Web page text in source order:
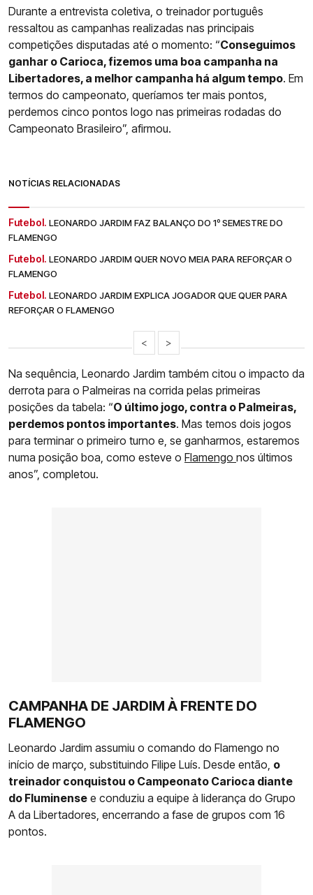
Durante a entrevista coletiva, o treinador português
ressaltou as campanhas realizadas nas principais
competições disputadas até o momento: “Conseguimos
ganhar o Carioca, fizemos uma boa campanha na
Libertadores, a melhor campanha há algum tempo. Em
termos do campeonato, queríamos ter mais pontos,
perdemos cinco pontos logo nas primeiras rodadas do
Campeonato Brasileiro”, afirmou.
NOTÍCIAS RELACIONADAS
Futebol. LEONARDO JARDIM FAZ BALANÇO DO 1º SEMESTRE DO
FLAMENGO
Futebol. LEONARDO JARDIM QUER NOVO MEIA PARA REFORÇAR O
FLAMENGO
Futebol. LEONARDO JARDIM EXPLICA JOGADOR QUE QUER PARA
REFORÇAR O FLAMENGO
< >
Na sequência, Leonardo Jardim também citou o impacto da
derrota para o Palmeiras na corrida pelas primeiras
posições da tabela: “O último jogo, contra o Palmeiras,
perdemos pontos importantes. Mas temos dois jogos
para terminar o primeiro turno e, se ganharmos, estaremos
numa posição boa, como esteve o Flamengo nos últimos
anos”, completou.
CAMPANHA DE JARDIM À FRENTE DO
FLAMENGO
Leonardo Jardim assumiu o comando do Flamengo no
início de março, substituindo Filipe Luís. Desde então, o
treinador conquistou o Campeonato Carioca diante
do Fluminense e conduziu a equipe à liderança do Grupo
A da Libertadores, encerrando a fase de grupos com 16
pontos.